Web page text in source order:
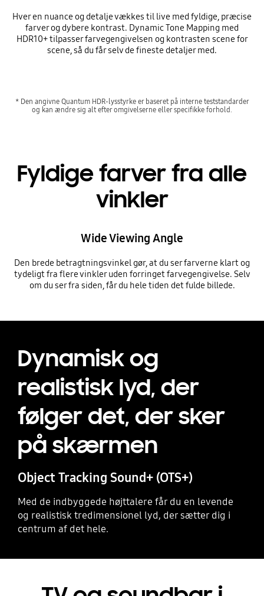
Hver en nuance og detalje vækkes til live med fyldige, præcise
farver og dybere kontrast. Dynamic Tone Mapping med
HDR10+ tilpasser farvegengivelsen og kontrasten scene for
scene, så du får selv de fineste detaljer med.
* Den angivne Quantum HDR-lysstyrke er baseret på interne teststandarder
og kan ændre sig alt efter omgivelserne eller specifikke forhold.
Fyldige farver fra alle
vinkler
Wide Viewing Angle
Den brede betragtningsvinkel gør, at du ser farverne klart og
tydeligt fra flere vinkler uden forringet farvegengivelse. Selv
om du ser fra siden, får du hele tiden det fulde billede.
Dynamisk og
realistisk lyd, der
følger det, der sker
på skærmen
Object Tracking Sound+ (OTS+)
Med de indbyggede højttalere får du en levende
og realistisk tredimensionel lyd, der sætter dig i
centrum af det hele.